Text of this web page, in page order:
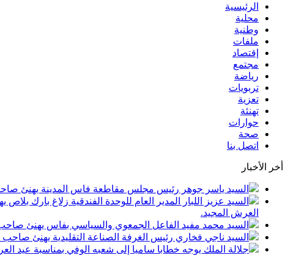
الرئيسية
محلية
وطنية
ملفات
إقتصاد
مجتمع
رياضة
تربويات
تعزية
تهنئة
حوارات
صحة
اتصل بنا
أخر الأخبار
السيد ياسر جوهر رئيس مجلس مقاطعة فاس المدينة يهنئ صاحب الجلالة
السيد عزيز اللبار المدير العام للوحدة الفندقية زلاغ بارك
العرش المجيد.
السيد محمد مفيد الفاعل الجمعوي والسياسي بفاس يهنئ صاحب الجلالة
السيد ناجي فخاري رئيس الغرفة الصناعة التقليدية يهنئ صاحب الجلالة
جلالة الملك يوجه خطابا ساميا إلى شعبه الوفي بمناسبة عيد